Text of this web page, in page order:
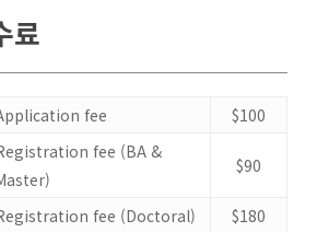
료
fee
$100
fee (BA &
$90
fee (Doctoral)
$180